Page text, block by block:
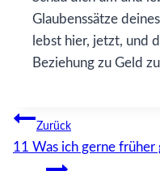
Glaubenssätze
lebst hier, jetzt, und
Beziehung zu Geld
Zurück
11 Was ich gerne